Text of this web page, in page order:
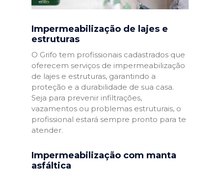
Impermeabilização de lajes e
estruturas
O Grifo tem profissionais cadastrados que
oferecem serviços de impermeabilização
de lajes e estruturas, garantindo a
proteção e a durabilidade de sua casa.
Seja para prevenir infiltrações,
vazamentos ou problemas estruturais, o
profissional estará sempre pronto para te
atender.
Impermeabilização com manta
asfáltica